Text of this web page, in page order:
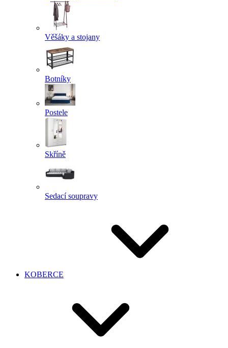
Věšáky a stojany
Botníky
Postele
Skříně
Sedací soupravy
KOBERCE